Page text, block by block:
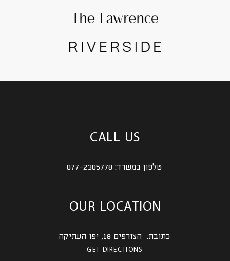
CALL US
טלפון במשרד: 077-2305778
OUR LOCATION
כתובת: הצורפים 18, יפו העתיקה
GET DIRECTIONS